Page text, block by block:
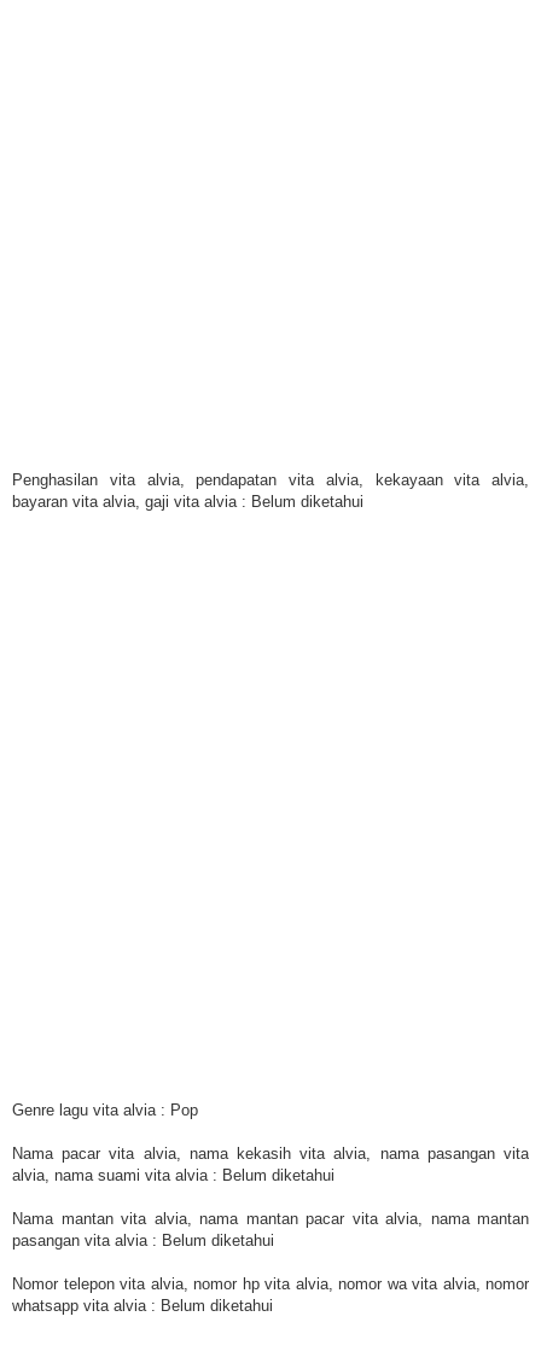
Penghasilan vita alvia, pendapatan vita alvia, kekayaan vita alvia,
bayaran vita alvia, gaji vita alvia : Belum diketahui
Genre lagu vita alvia : Pop
Nama pacar vita alvia, nama kekasih vita alvia, nama pasangan vita
alvia, nama suami vita alvia : Belum diketahui
Nama mantan vita alvia, nama mantan pacar vita alvia, nama mantan
pasangan vita alvia : Belum diketahui
Nomor telepon vita alvia, nomor hp vita alvia, nomor wa vita alvia, nomor
whatsapp vita alvia : Belum diketahui